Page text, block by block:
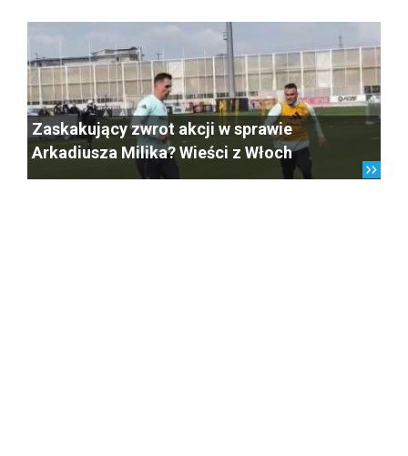
Zaskakujący zwrot akcji w sprawie
Arkadiusza Milika? Wieści z Włoch